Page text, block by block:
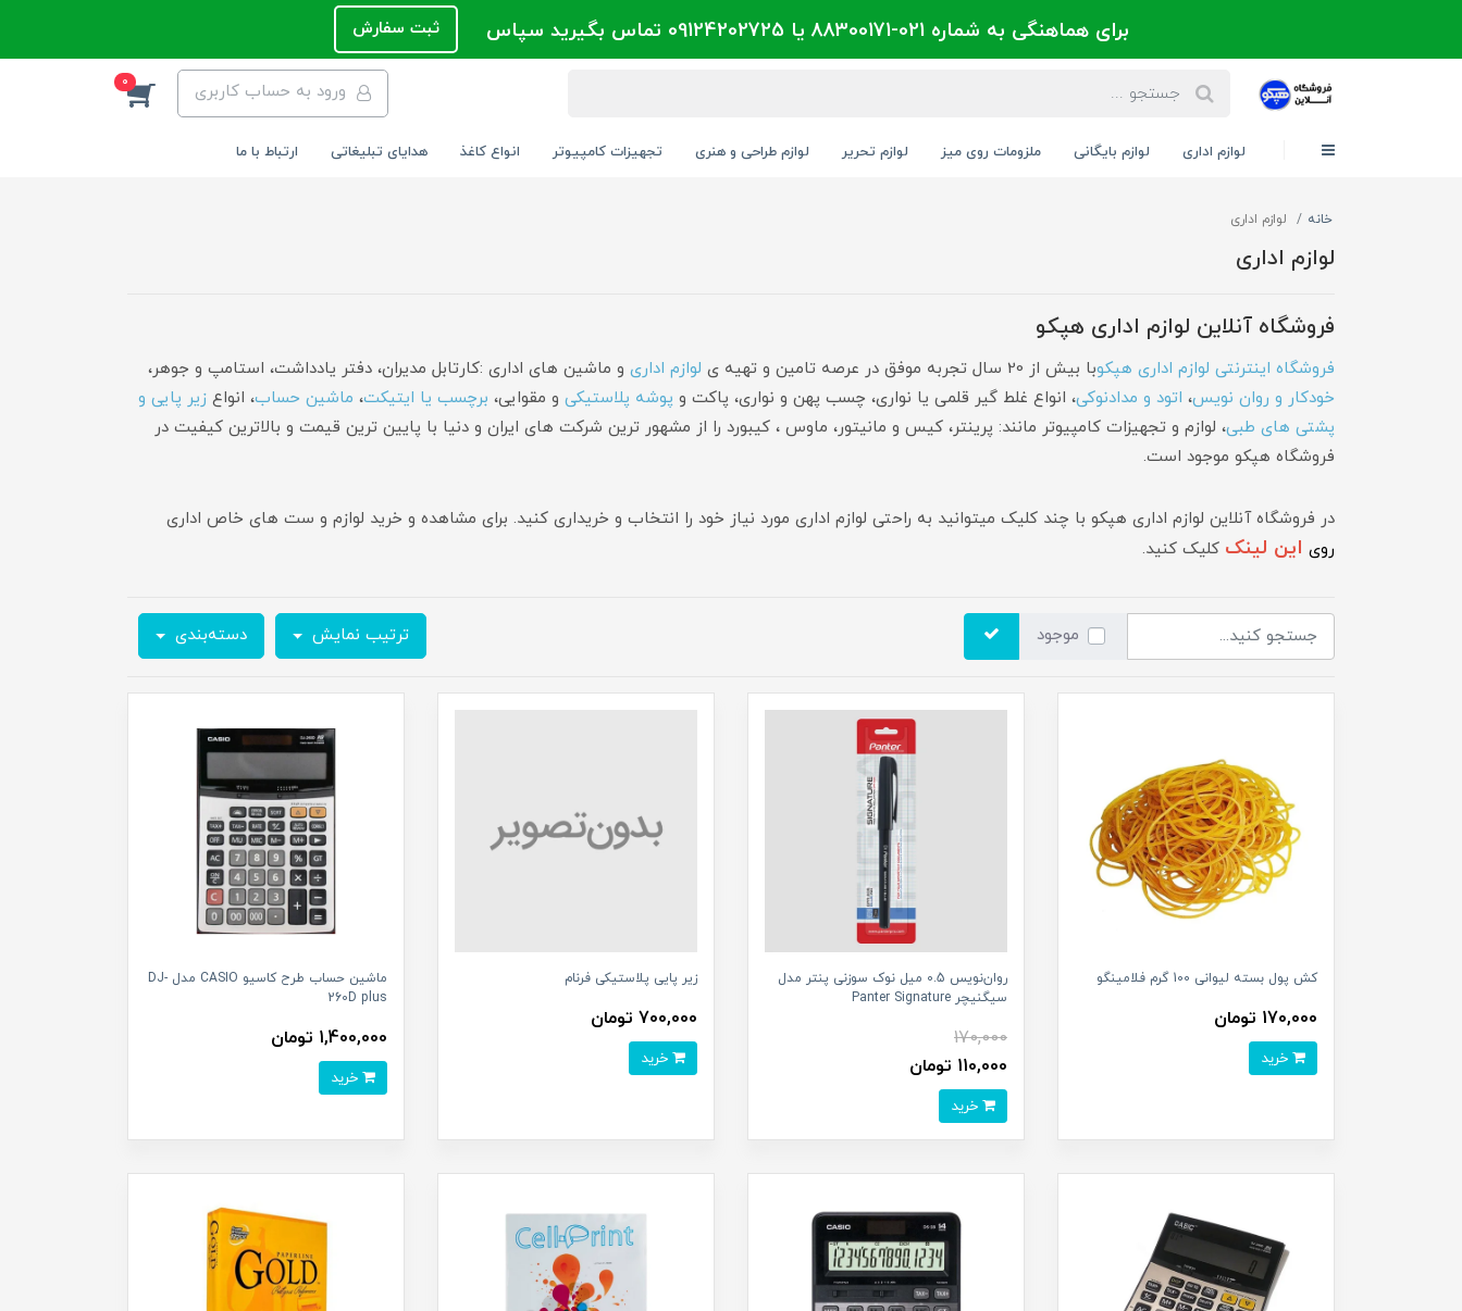
برای هماهنگی به شماره 021-88300171 یا 09124202725 تماس بگیرید سپاس ثبت سفارش
ورود به حساب کاربری 0
لوازم اداری لوازم بایگانی ملزومات روی میز لوازم تحریر لوازم طراحی و هنری تجهیزات کامپیوتر انواع کاغذ هدایای تبلیغاتی ارتباط با ما
خانه لوازم اداری
لوازم اداری
فروشگاه آنلاین لوازم اداری هپکو
فروشگاه اینترنتی لوازم اداری هپکوبا بیش از 20 سال تجربه موفق در عرصه تامین و تهیه ی لوازم اداری و ماشین های اداری :کارتابل مدیران، دفتر یادداشت، استامپ و جوهر،
خودکار و روان نویس، اتود و مدادنوکی، انواع غلط گیر قلمی یا نواری، چسب پهن و نواری، پاکت و پوشه پلاستیکی و مقوایی، برچسب یا ایتیکت، ماشین حساب، انواع زیر پایی و
پشتی های طبی، لوازم و تجهیزات کامپیوتر مانند: پرینتر، کیس و مانیتور، ماوس ، کیبورد را از مشهور ترین شرکت های ایران و دنیا با پایین ترین قیمت و بالاترین کیفیت در
فروشگاه هپکو موجود است.
در فروشگاه آنلاین لوازم اداری هپکو با چند کلیک میتوانید به راحتی لوازم اداری مورد نیاز خود را انتخاب و خریداری کنید. برای مشاهده و خرید لوازم و ست های خاص اداری
روی این لینک کلیک کنید.
موجود ترتیب نمایش دسته‌بندی
کش پول بسته لیوانی 100 گرم فلامینگو
170,000 تومان
روان‌نویس 0.5 میل نوک سوزنی پنتر مدل
سیگنیچر Panter Signature
170,000
110,000 تومان
زیر پایی پلاستیکی فرنام
700,000 تومان
ماشین حساب طرح کاسیو CASIO مدل DJ-
260D plus
1,400,000 تومان